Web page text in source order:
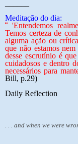
Meditação do dia:
“ 'Entendemos
Temos certeza de
alguma ação ou
que não estamos
desse escrutínio é
cuidadosos e dentro
necessários para
Bill, p.29)
Daily Reflection
. . . and when we were